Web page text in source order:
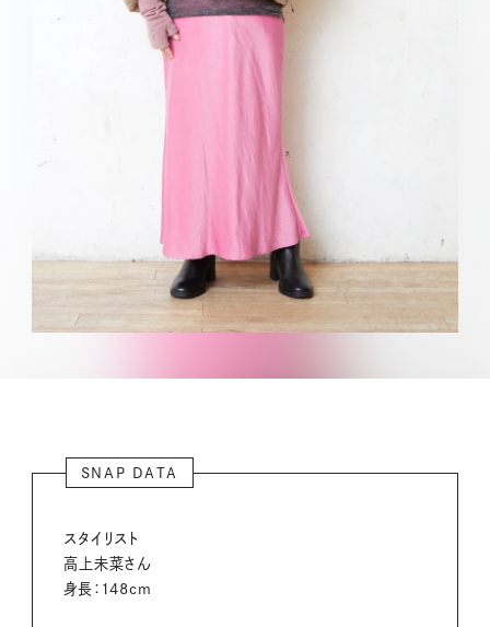
SNAP DATA
スタイリスト
高上未菜さん
身長：148cm